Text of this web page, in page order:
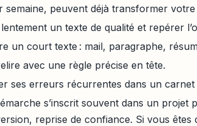
semaine, peuvent déjà transformer votre
un texte de qualité et repérer
un court texte : mail, paragraphe,
avec une règle précise en tête.
ses erreurs récurrentes dans un
s’inscrit souvent dans un projet
reprise de confiance. Si vous êtes